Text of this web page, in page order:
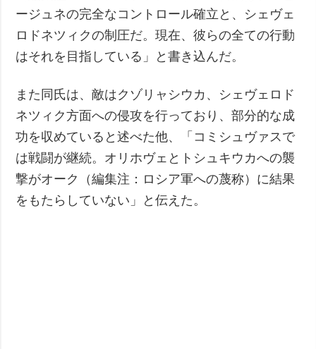
ージュネの完全なコントロール確立と、シェヴェ
ロドネツィクの制圧だ。現在、彼らの全ての行動
はそれを目指している」と書き込んだ。
また同氏は、敵はクゾリャシウカ、シェヴェロド
ネツィク方面への侵攻を行っており、部分的な成
功を収めていると述べた他、「コミシュヴァスで
は戦闘が継続。オリホヴェとトシュキウカへの襲
撃がオーク（編集注：ロシア軍への蔑称）に結果
をもたらしていない」と伝えた。